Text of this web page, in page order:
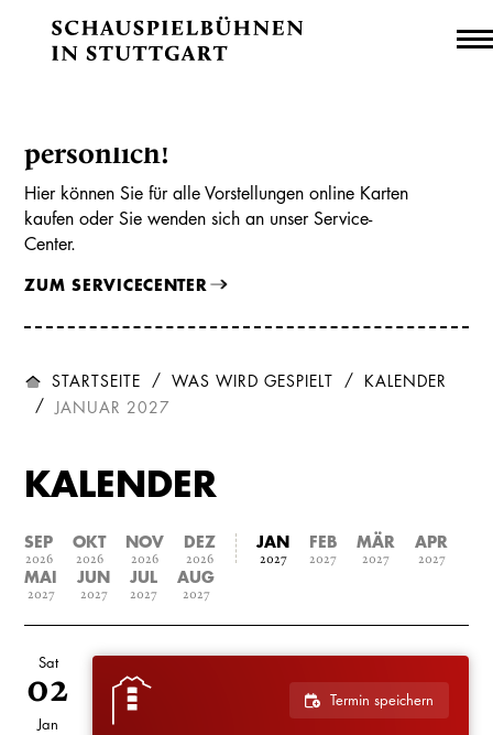
persönlich!
Hier können Sie für alle Vorstellungen online Karten
kaufen oder Sie wenden sich an unser Service-
Center.
ZUM SERVICECENTER
STARTSEITE WAS WIRD GESPIELT
KALENDER
JANUAR 2027
KALENDER
SEP
2026
OKT
2026
NOV
2026
DEZ
2026
JAN
2027
FEB
2027
MÄR
2027
APR
2027
MAI
2027
JUN
2027
JUL
2027
AUG
2027
Sat
02
Jan
Termin speichern